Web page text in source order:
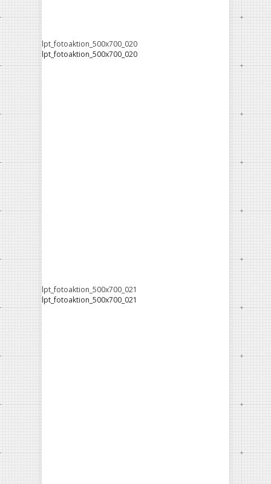
lpt_fotoaktion_500x700_020
lpt_fotoaktion_500x700_020
lpt_fotoaktion_500x700_021
lpt_fotoaktion_500x700_021